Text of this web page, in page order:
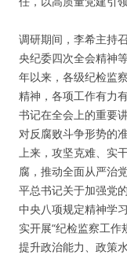
调研期间，李希主持
央纪委四次全会精神
年以来，各级纪检监
精神，各项工作有力
书记在全会上的重要
对反腐败斗争形势的
上来，攻坚克难、实
腐，推动全面从严治
平总书记关于加强党
中央八项规定精神学
实开展“纪检监察工
提升政治能力、政策